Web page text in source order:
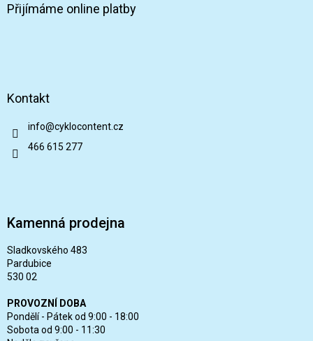
Přijímáme online platby
Kontakt
info@cyklocontent.cz
466 615 277
Kamenná prodejna
Sladkovského 483
Pardubice
530 02
PROVOZNÍ DOBA
Pondělí - Pátek od 9:00 - 18:00
Sobota od 9:00 - 11:30